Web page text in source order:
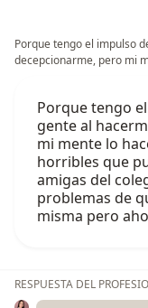
Porque tengo el impulso
decepcionarme, pero mi
Porque tengo
gente al
mi mente lo
horribles que
amigas del
problemas de
misma pero
RESPUESTA DEL